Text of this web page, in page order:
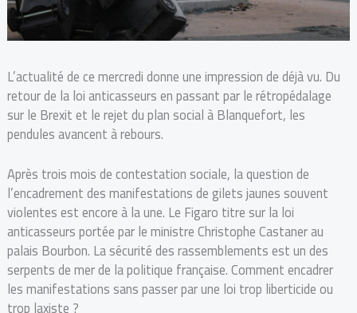
L’actualité de ce mercredi donne une impression de déjà vu. Du
retour de la loi anticasseurs en passant par le rétropédalage
sur le Brexit et le rejet du plan social à Blanquefort, les
pendules avancent à rebours.
Après trois mois de contestation sociale, la question de
l’encadrement des manifestations de gilets jaunes souvent
violentes est encore à la une. Le Figaro titre sur la loi
anticasseurs portée par le ministre Christophe Castaner au
palais Bourbon. La sécurité des rassemblements est un des
serpents de mer de la politique française. Comment encadrer
les manifestations sans passer par une loi trop liberticide ou